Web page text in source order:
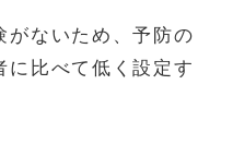
がないため、予防の
に比べて低く設定す